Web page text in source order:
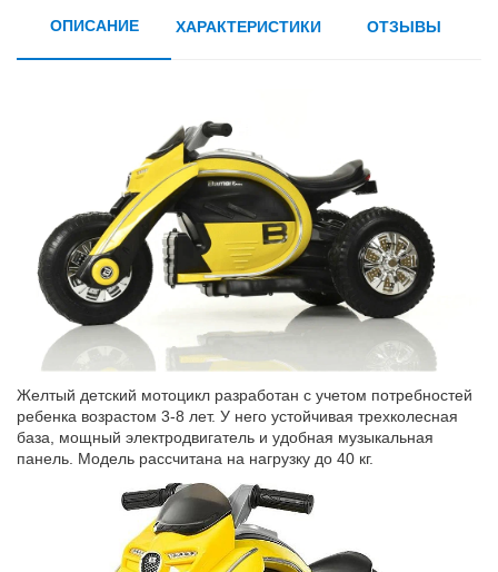
ОПИСАНИЕ
Желтый детский мотоцикл разработан с учетом потребностей
ребенка возрастом 3-8 лет. У него устойчивая трехколесная
база, мощный электродвигатель и удобная музыкальная
панель. Модель рассчитана на нагрузку до 40 кг.
ХАРАКТЕРИСТИКИ ОТЗЫВЫ